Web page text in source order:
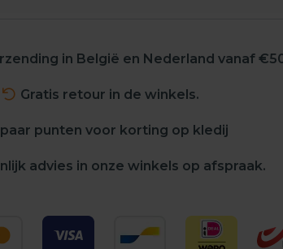
in België en Nederland vanaf
Gratis retour in de winkels.
punten voor korting op kledij
advies in onze winkels op afspraak.